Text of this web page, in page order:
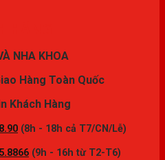
NHA KHOA
Hàng Toàn Quốc
Khách Hàng
(8h - 18h cả T7/CN/Lễ)
(9h - 16h từ T2-T6)